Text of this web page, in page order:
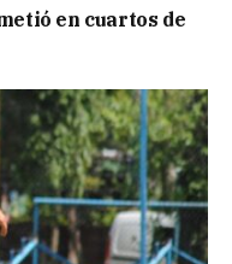
en cuartos de